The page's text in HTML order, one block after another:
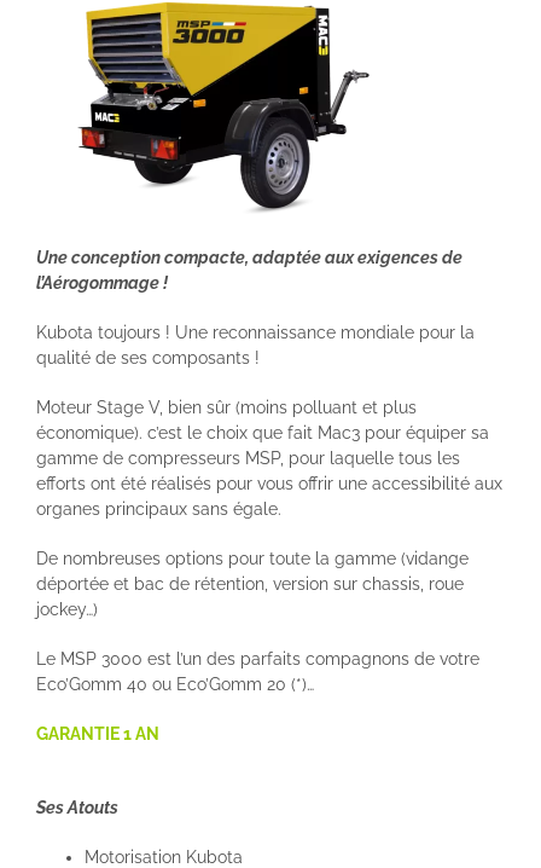
Une conception compacte, adaptée aux exigences de
l’Aérogommage !
Kubota toujours ! Une reconnaissance mondiale pour la
qualité de ses composants !
Moteur Stage V, bien sûr (moins polluant et plus
économique). c’est le choix que fait Mac3 pour équiper sa
gamme de compresseurs MSP, pour laquelle tous les
efforts ont été réalisés pour vous offrir une accessibilité aux
organes principaux sans égale.
De nombreuses options pour toute la gamme (vidange
déportée et bac de rétention, version sur chassis, roue
jockey…)
Le MSP 3000 est l’un des parfaits compagnons de votre
Eco’Gomm 40 ou Eco’Gomm 20 (*)…
GARANTIE 1 AN
Ses Atouts
Motorisation Kubota